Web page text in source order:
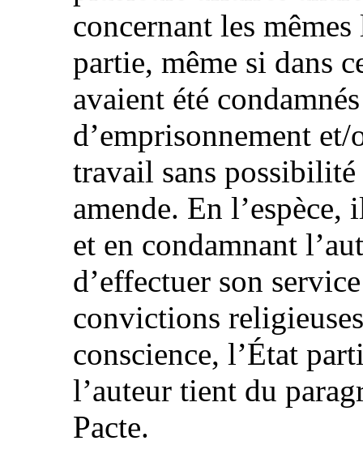
concernant les
partie, même si dans
avaient été
d’emprisonnement
travail sans possibilité
amende. En
et en condamnant
d’effectuer son
convictions
conscience, l’État
l’auteur tient du
Pacte.